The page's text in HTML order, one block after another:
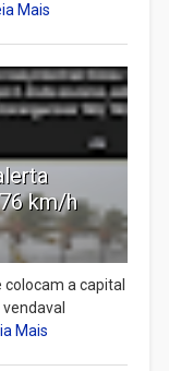
Mais
km/h
a capital
Mais